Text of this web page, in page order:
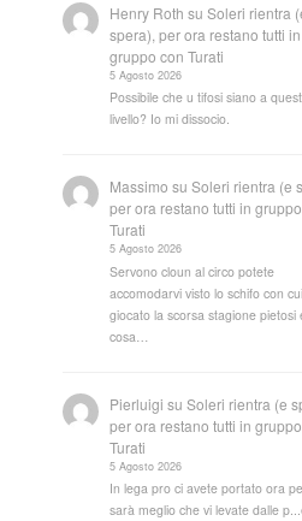
Henry Roth suSoleri rientra
spera), per ora restano tutti in
gruppo con Turati
5 Agosto 2026
Possibile che u tifosi siano a
livello? Io mi dissocio.
Massimo suSoleri rientra (e
per ora restano tutti in
Turati
5 Agosto 2026
Servono cloun al circo potete
accomodarvi visto lo schifo con
giocato la scorsa stagione pietosi
cosa…
Pierluigi suSoleri rientra (e
per ora restano tutti in
Turati
5 Agosto 2026
In lega pro ci avete portato ora
sarà meglio che vi levate dalle